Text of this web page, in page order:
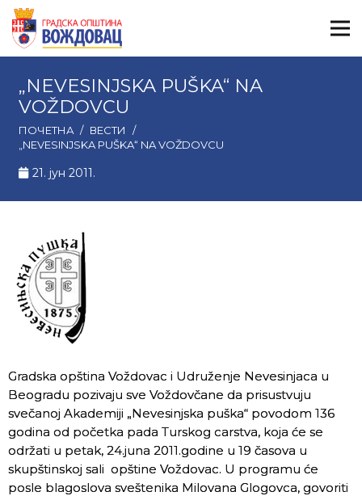
„NEVESINJSKA PUŠKA“ NA
VOŽDOVCU
ПОЧЕТНА / ВЕСТИ
/
„NEVESINJSKA PUŠKA“ NA VOŽDOVCU
21. јун 2011.
Gradska opština Voždovac i Udruženje Nevesinjaca u
Beogradu pozivaju sve Voždovčane da prisustvuju
svečanoj Akademiji „Nevesinjska puška“ povodom 136
godina od početka pada Turskog carstva, koja će se
održati u petak, 24.juna 2011.godine u 19 časova u
skupštinskoj sali opštine Voždovac. U programu će
posle blagoslova sveštenika Milovana Glogovca, govoriti